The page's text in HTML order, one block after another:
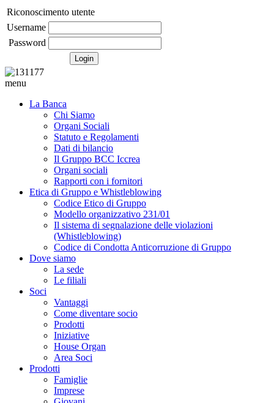
Riconoscimento utente
Username
Password
menu
La Banca
Chi Siamo
Organi Sociali
Statuto e Regolamenti
Dati di bilancio
Il Gruppo BCC Iccrea
Organi sociali
Rapporti con i fornitori
Etica di Gruppo e Whistleblowing
Codice Etico di Gruppo
Modello organizzativo 231/01
Il sistema di segnalazione delle violazioni
(Whistleblowing)
Codice di Condotta Anticorruzione di Gruppo
Dove siamo
La sede
Le filiali
Soci
Vantaggi
Come diventare socio
Prodotti
Iniziative
House Organ
Area Soci
Prodotti
Famiglie
Imprese